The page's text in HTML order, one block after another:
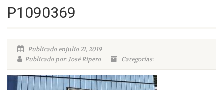
P1090369
Publicado enjulio 21, 2019
Publicado por: José Ripero
Categorías: